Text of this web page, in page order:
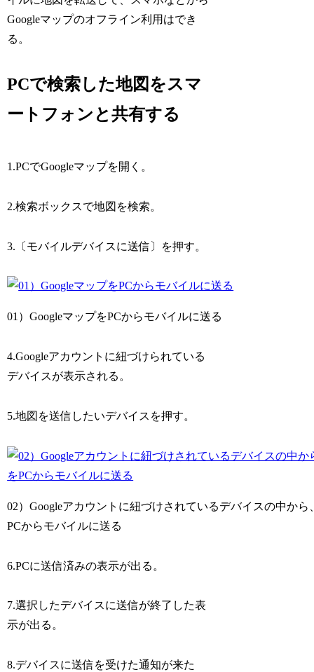
Googleマップのオフライン利用はでき
る。
PCで検索した地図をスマ
ートフォンと共有する
1.PCでGoogleマップを開く。
2.検索ボックスで地図を検索。
3.〔モバイルデバイスに送信〕を押す。
01）GoogleマップをPCからモバイルに送る
4.Googleアカウントに紐づけられている
デバイスが表示される。
5.地図を送信したいデバイスを押す。
02）Googleアカウントに紐づけされているデバイスの中か
PCからモバイルに送る
6.PCに送信済みの表示が出る。
7.選択したデバイスに送信が終了した表
示が出る。
8.デバイスに送信を受けた通知が来た